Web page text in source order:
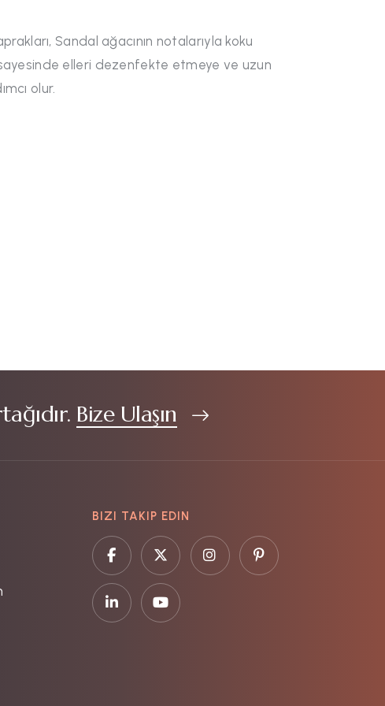
Sandal ağacının notalarıyla koku
elleri dezenfekte etmeye ve uzun
olur.
Bize Ulaşın
BIZI TAKIP EDIN